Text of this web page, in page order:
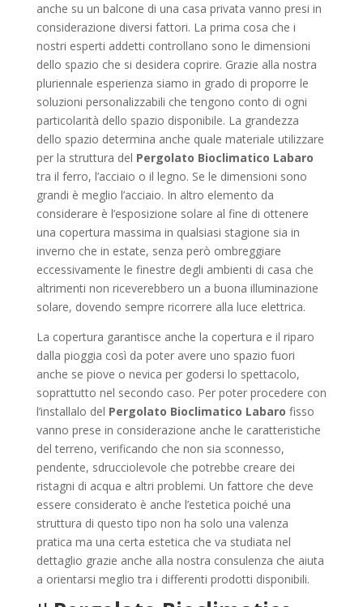
anche su un balcone di una casa privata vanno presi in
considerazione diversi fattori. La prima cosa che i
nostri esperti addetti controllano sono le dimensioni
dello spazio che si desidera coprire. Grazie alla nostra
pluriennale esperienza siamo in grado di proporre le
soluzioni personalizzabili che tengono conto di ogni
particolarità dello spazio disponibile. La grandezza
dello spazio determina anche quale materiale utilizzare
per la struttura del Pergolato Bioclimatico Labaro
tra il ferro, l’acciaio o il legno. Se le dimensioni sono
grandi è meglio l’acciaio. In altro elemento da
considerare è l’esposizione solare al fine di ottenere
una copertura massima in qualsiasi stagione sia in
inverno che in estate, senza però ombreggiare
eccessivamente le finestre degli ambienti di casa che
altrimenti non riceverebbero un a buona illuminazione
solare, dovendo sempre ricorrere alla luce elettrica.
La copertura garantisce anche la copertura e il riparo
dalla pioggia così da poter avere uno spazio fuori
anche se piove o nevica per godersi lo spettacolo,
soprattutto nel secondo caso. Per poter procedere con
l’installalo del Pergolato Bioclimatico Labaro fisso
vanno prese in considerazione anche le caratteristiche
del terreno, verificando che non sia sconnesso,
pendente, sdrucciolevole che potrebbe creare dei
ristagni di acqua e altri problemi. Un fattore che deve
essere considerato è anche l’estetica poiché una
struttura di questo tipo non ha solo una valenza
pratica ma una certa estetica che va studiata nel
dettaglio grazie anche alla nostra consulenza che aiuta
a orientarsi meglio tra i differenti prodotti disponibili.